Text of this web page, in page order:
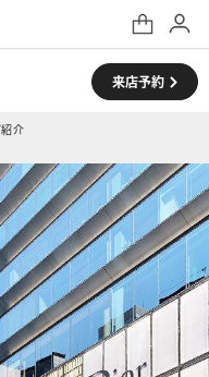
来店予約
介